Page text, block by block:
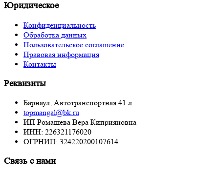
Юридическое
Конфиденциальность
Обработка данных
Пользовательское соглашение
Правовая информация
Контакты
Реквизиты
Барнаул, Автотранспортная 41 л
topmangal@bk.ru
ИП Ромашева Вера Киприяновна
ИНН: 226321176020
ОГРНИП: 324220200107614
Связь с нами